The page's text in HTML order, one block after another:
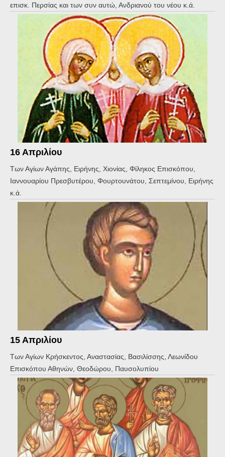
επισκ. Περσίας και των συν αυτώ, Ανδριανού του νέου κ.ά.
16 Απριλίου
Των Αγίων Αγάπης, Ειρήνης, Χιονίας, Φίληκος Επισκόπου,
Ιαννουαρίου Πρεσβυτέρου, Φουρτουνάτου, Σεπτεμίνου, Ειρήνης
κ.ά.
15 Απριλίου
Των Αγίων Κρήσκεντος, Αναστασίας, Βασιλίσσης, Λεωνίδου
Επισκόπου Αθηνών, Θεοδώρου, Παυσολυπίου